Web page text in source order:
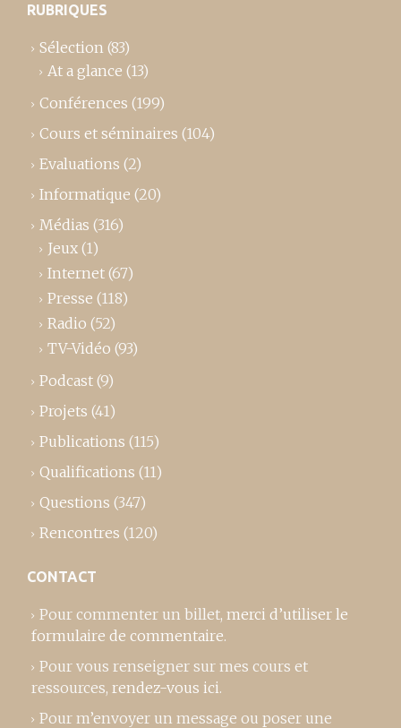
RUBRIQUES
Sélection (83)
At a glance (13)
Conférences (199)
Cours et séminaires (104)
Evaluations (2)
Informatique (20)
Médias (316)
Jeux (1)
Internet (67)
Presse (118)
Radio (52)
TV-Vidéo (93)
Podcast (9)
Projets (41)
Publications (115)
Qualifications (11)
Questions (347)
Rencontres (120)
CONTACT
Pour commenter un billet, merci d’utiliser le
formulaire de commentaire.
Pour vous renseigner sur mes cours et
ressources, rendez-vous ici.
Pour m’envoyer un message ou poser une